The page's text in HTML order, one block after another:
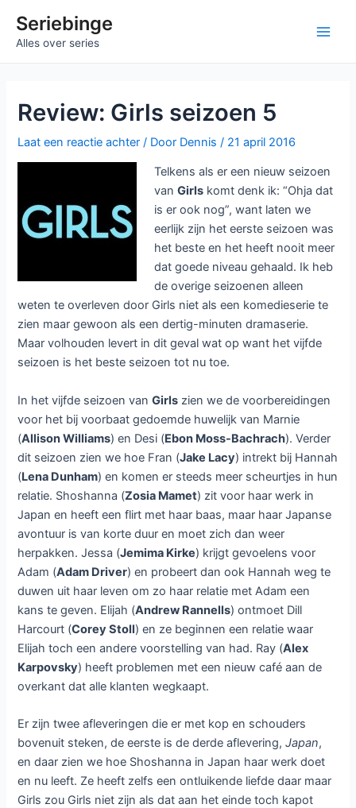
naarSeriebinge
Alles over series
Review: Girls seizoen 5
Laat een reactie achter / Door Dennis/ 21 april 2016
Telkens als er een nieuw seizoen
vanGirls komt denk ik: “Ohja dat
is er ook nog”, want laten we
eerlijk zijn het eerste seizoen was
het beste en het heeft nooit meer
dat goede niveau gehaald. Ik heb
de overige seizoenen alleen
weten te overleven door Girls niet als een komedieserie te
zien maar gewoon als een dertig-minuten dramaserie.
Maar volhouden levert in dit geval wat op want het vijfde
seizoen is het beste seizoen tot nu toe.
In het vijfde seizoen vanGirls zien we de voorbereidingen
voor het bij voorbaat gedoemde huwelijk van Marnie
(Allison Williams) en Desi (Ebon Moss-Bachrach). Verder
dit seizoen zien we hoe Fran (Jake Lacy) intrekt bij Hannah
(Lena Dunham) en komen er steeds meer scheurtjes in hun
relatie. Shoshanna (Zosia Mamet) zit voor haar werk in
Japan en heeft een flirt met haar baas, maar haar Japanse
avontuur is van korte duur en moet zich dan weer
herpakken. Jessa (Jemima Kirke) krijgt gevoelens voor
Adam (Adam Driver) en probeert dan ook Hannah weg te
duwen uit haar leven om zo haar relatie met Adam een
kans te geven. Elijah (Andrew Rannells) ontmoet Dill
Harcourt (Corey Stoll) en ze beginnen een relatie waar
Elijah toch een andere voorstelling van had. Ray (Alex
Karpovsky) heeft problemen met een nieuw café aan de
overkant dat alle klanten wegkaapt.
Er zijn twee afleveringen die er met kop en schouders
bovenuit steken, de eerste is de derde aflevering,Japan,
en daar zien we hoe Shoshanna in Japan haar werk doet
en nu leeft. Ze heeft zelfs een ontluikende liefde daar maar
Girls zou Girls niet zijn als dat aan het einde toch kapot